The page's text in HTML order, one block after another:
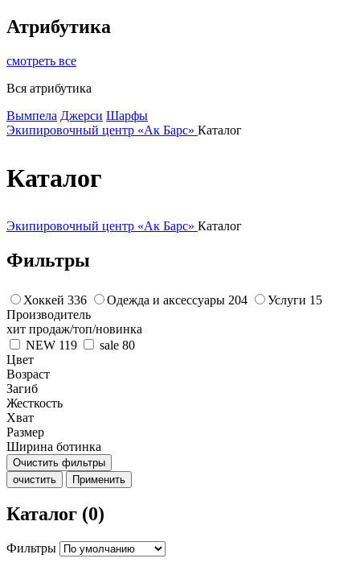
Атрибутика
смотреть все
Вся атрибутика
Вымпела Джерси Шарфы
Экипировочный центр «Ак Барс» Каталог
Каталог
Экипировочный центр «Ак Барс» Каталог
Фильтры
Хоккей 336 Одежда и аксессуары 204 Услуги 15
Производитель
хит продаж/топ/новинка
NEW 119 sale 80
Цвет
Возраст
Загиб
Жесткость
Хват
Размер
Ширина ботинка
Очистить фильтры
очистить
Применить
Каталог (0)
Фильтры